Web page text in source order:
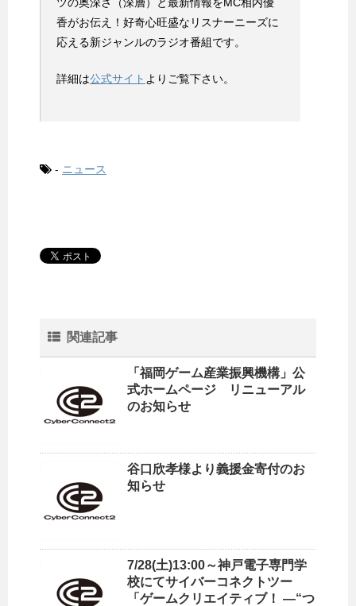
香がお伝え！好奇心旺盛なリスナーニーズに
応える新ジャンルのラジオ番組です。
詳細は公式サイト よりご覧下さい。
- ニュース
関連記事
「福岡ゲーム産業振興機構」公
式ホームページ リニューアル
のお知らせ
谷口欣孝様より義援金寄付のお
知らせ
7/28(土)13:00～神戸電子専門学
校にてサイバーコネクトツー
「ゲームクリエイティブ！ ―“つ